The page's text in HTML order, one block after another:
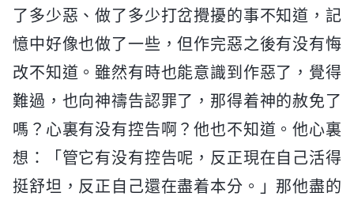
了多少惡、做了多少打岔攪擾的事不知道，記
憶中好像也做了一些，但作完惡之後有没有悔
改不知道。雖然有時也能意識到作惡了，覺得
難過，也向神禱告認罪了，那得着神的赦免了
嗎？心裏有没有控告啊？他也不知道。他心裏
想：「管它有没有控告呢，反正現在自己活得
挺舒坦，反正自己還在盡着本分。」那他盡的